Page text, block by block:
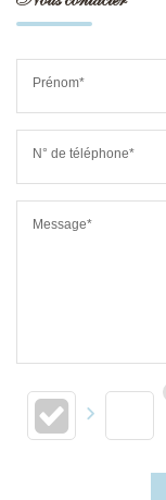
Prénom*
N° de téléphone*
Message*